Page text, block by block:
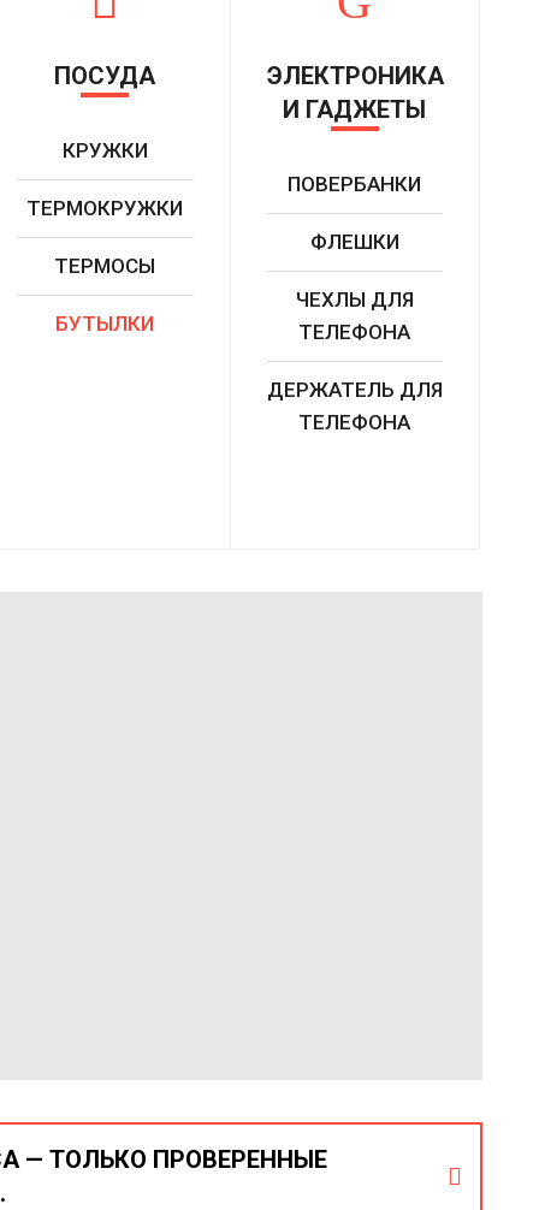
ПОСУДА
КРУЖКИ
ТЕРМОКРУЖКИ
ТЕРМОСЫ
БУТЫЛКИ
ЭЛЕКТРОНИКА
И ГАДЖЕТЫ
ПОВЕРБАНКИ
ФЛЕШКИ
ЧЕХЛЫ ДЛЯ
ТЕЛЕФОНА
ДЕРЖАТЕЛЬ ДЛЯ
ТЕЛЕФОНА
— ТОЛЬКО ПРОВЕРЕННЫЕ